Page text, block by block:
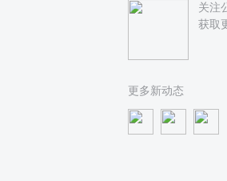
关注
获取
更多新动态